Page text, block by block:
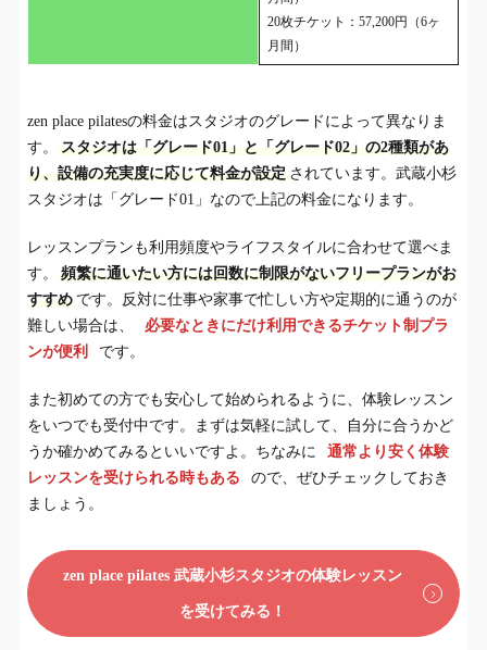
20枚チケット：57,200円（6ヶ
月間）
zen place pilatesの料金はスタジオのグレードによって異なりま
す。
スタジオは「グレード01」と「グレード02」の2種類があ
り、設備の充実度に応じて料金が設定 されています。武蔵小杉
スタジオは「グレード01」なので上記の料金になります。
レッスンプランも利用頻度やライフスタイルに合わせて選べま
す。
頻繁に通いたい方には回数に制限がないフリープランがお
すすめ です。反対に仕事や家事で忙しい方や定期的に通うのが
難しい場合は、
必要なときにだけ利用できるチケット制プラ
ンが便利
です。
また初めての方でも安心して始められるように、体験レッスン
をいつでも受付中です。まずは気軽に試して、自分に合うかど
うか確かめてみるといいですよ。ちなみに
通常より安く体験
レッスンを受けられる時もある
ので、ぜひチェックしておき
ましょう。
zen place pilates 武蔵小杉スタジオの体験レッスン
を受けてみる！